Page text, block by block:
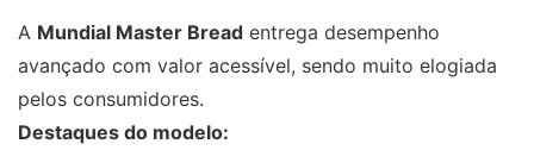
A Mundial Master Bread entrega desempenho
avançado com valor acessível, sendo muito elogiada
pelos consumidores.
Destaques do modelo: